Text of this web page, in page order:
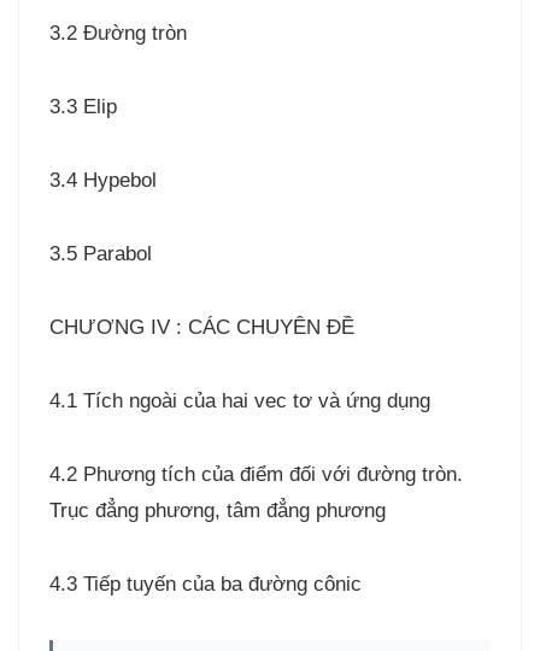
3.2 Đường tròn
3.3 Elip
3.4 Hypebol
3.5 Parabol
CHƯƠNG IV : CÁC CHUYÊN ĐỀ
4.1 Tích ngoài của hai vec tơ và ứng dụng
4.2 Phương tích của điểm đối với đường tròn.
Trục đẳng phương, tâm đẳng phương
4.3 Tiếp tuyến của ba đường cônic